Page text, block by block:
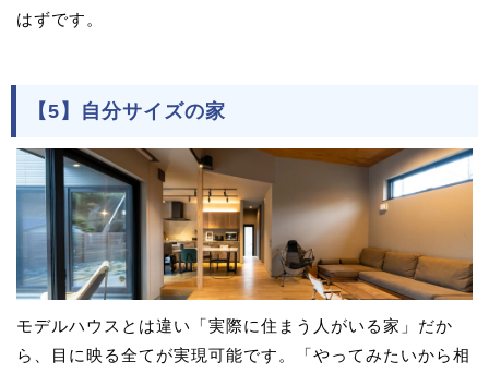
はずです。
【5】自分サイズの家
モデルハウスとは違い「実際に住まう人がいる家」だか
ら、目に映る全てが実現可能です。「やってみたいから相